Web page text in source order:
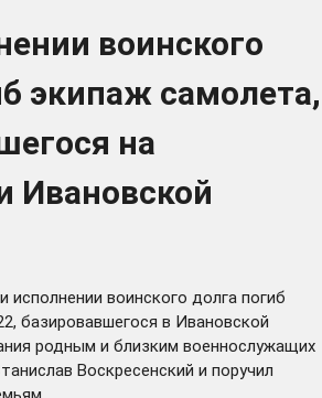
воинского
экипаж самолета,
на
Ивановской
исполнении воинского долга погиб
базировавшегося в Ивановской
родным и близким военнослужащих
Воскресенский и поручил